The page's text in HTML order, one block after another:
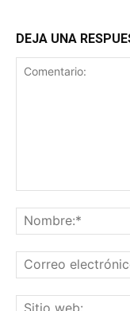
DEJA UNA